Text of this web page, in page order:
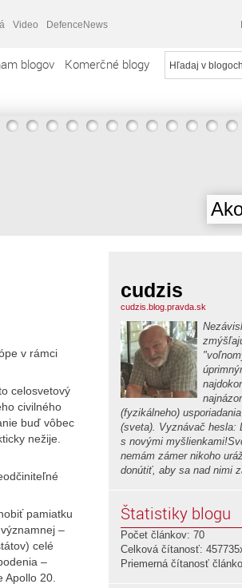
Video DefenceNews
blogov Komerčné blogy
v rámci
celosvetový
civilného
buď vôbec
nežije.
pamiatku
–
celé
–
20.
cudzis
cudzis.blog.pravda.sk
(fyzikálneho)
(sveta). Vyznávač hesla:
s novými
nemám zámer nikoho
donútiť, aby sa nad nimi
Štatistiky blogu
Počet článkov: 70
Celková čítanosť:
Priemerná čítanosť